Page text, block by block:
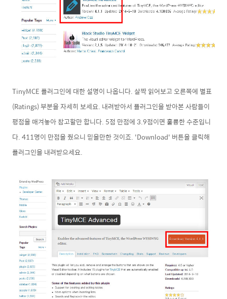
TinyMCE 플러그인에 대한 설명이 나옵니다. 살짝 읽어보고 오른쪽에 별표
(Ratings) 부분을 자세히 보세요. 내려받아서 플러그인을 받아본 사람들이
평점을 매겨놓아 참고할만 합니다. 5점 만점에 3.9점이면 훌륭한 수준입니
다. 411명이 만점을 줬으니 믿을만한 것이죠. 'Download' 버튼을 클릭해
플러그인을 내려받으세요.